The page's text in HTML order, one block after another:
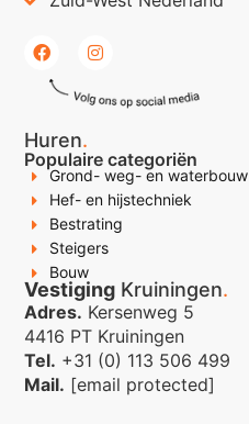
Huren.
Populaire categoriën
Grond- weg- en waterbouw
Hef- en hijstechniek
Bestrating
Steigers
Bouw
Vestiging Kruiningen.
Adres. Kersenweg 5
4416 PT Kruiningen
Tel. +31 (0) 113 506 499
Mail. [email protected]